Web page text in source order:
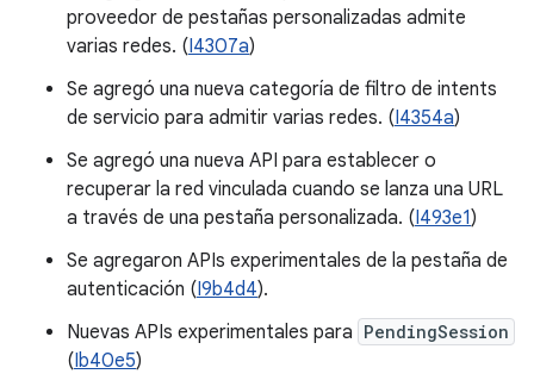
proveedor de pestañas personalizadas admite
varias redes. (I4307a)
Se agregó una nueva categoría de filtro de intents
de servicio para admitir varias redes. (I4354a)
Se agregó una nueva API para establecer o
recuperar la red vinculada cuando se lanza una URL
a través de una pestaña personalizada. (I493e1)
Se agregaron APIs experimentales de la pestaña de
autenticación (I9b4d4).
Nuevas APIs experimentales para PendingSession
(Ib40e5)